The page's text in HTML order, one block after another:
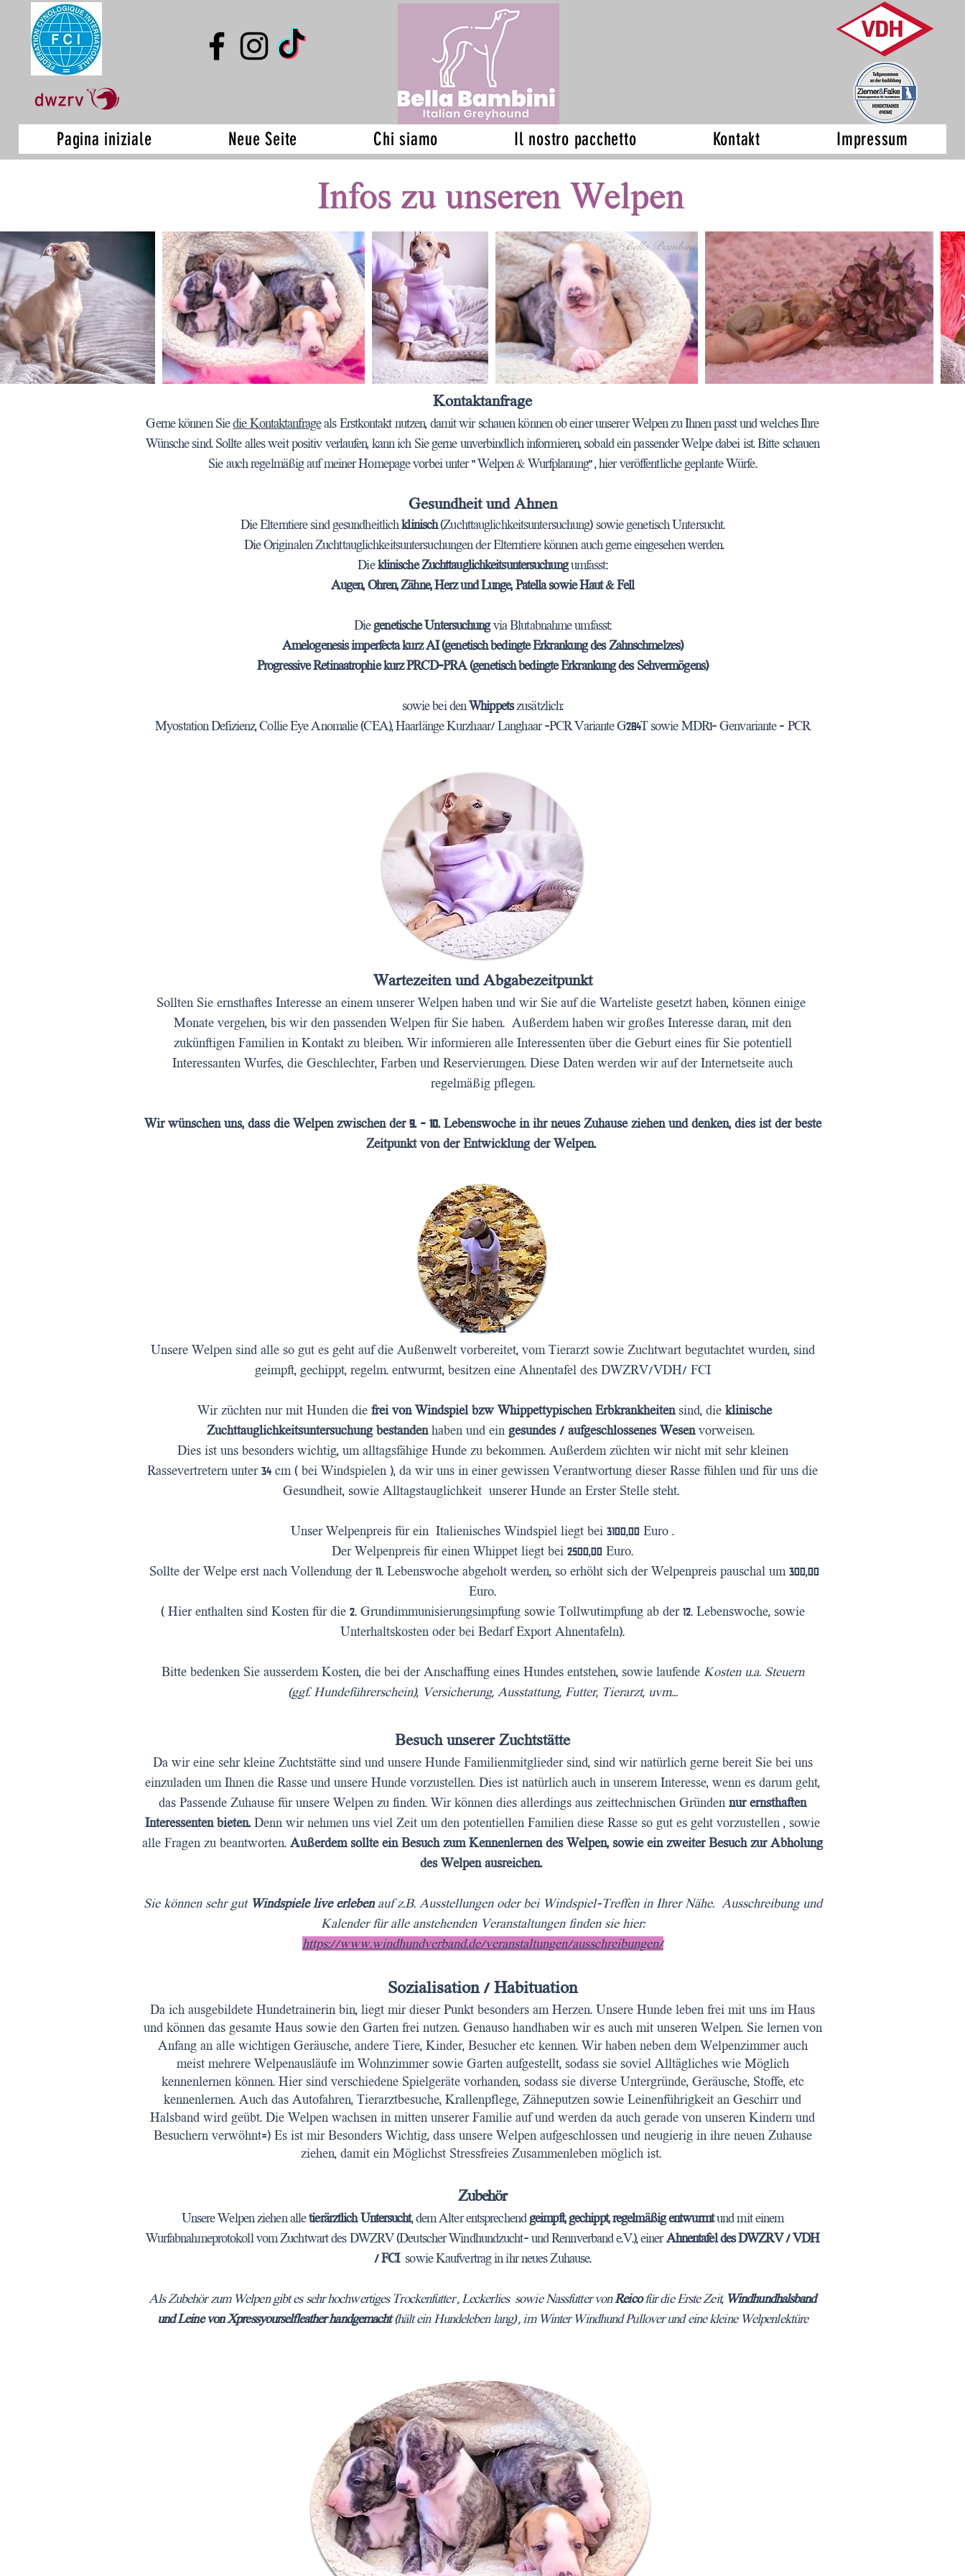
Pagina iniziale Neue Seite Chi siamo Il nostro pacchetto Kontakt Impressum
Infos zu unseren Welpen
Kontaktanfrage
Gerne können Siedie Kontaktanfrageals Erstkontakt nutzen, damit wir schauen können ob einer unserer Welpen zu Ihnen passt und welches Ihre
Wünsche sind. Sollte alles weit positiv verlaufen, kann ich Sie gerne unverbindlich informieren, sobald ein passender Welpe dabei ist. Bitte schauen
Sie auch regelmäßig auf meiner Homepage vorbei unter " Welpen & Wurfplanung" , hier veröffentliche geplante Würfe.
Gesundheit und Ahnen
Die Elterntiere sind gesundheitlichklinisch(Zuchttauglichkeitsuntersuchung) sowie genetisch Untersucht.
Die Originalen Zuchttauglichkeitsuntersuchungen der Elterntiere können auch gerne eingesehen werden.
Dieklinische Zuchttauglichkeitsuntersuchungumfasst:
Augen, Ohren, Zähne, Herz und Lunge, Patella sowie Haut & Fell
Die genetische Untersuchungvia Blutabnahme umfasst:
Amelogenesis imperfecta kurz AI (genetisch bedingte Erkrankung des Zahnschmelzes)
Progressive Retinaatrophie kurz PRCD-PRA (genetisch bedingte Erkrankung des Sehvermögens)
sowie bei denWhippetszusätzlich:
Myostation Defizienz, Collie Eye Anomalie (CEA), Haarlänge Kurzhaar/ Langhaar -PCR Variante G284T sowie MDR1- Genvariante - PCR
Wartezeiten und Abgabezeitpunkt
Sollten Sie ernsthaftes Interesse an einem unserer Welpen haben und wir Sie auf die Warteliste gesetzt haben, können einige
Monate vergehen, bis wir den passenden Welpen für Sie haben. Außerdem haben wir großes Interesse daran, mit den
zukünftigen Familien in Kontakt zu bleiben. Wir informieren alle Interessenten über die Geburt eines für Sie potentiell
Interessanten Wurfes, die Geschlechter, Farben und Reservierungen. Diese Daten werden wir auf der Internetseite auch
regelmäßig pflegen.
Wir wünschen uns, dass die Welpen zwischen der 9. - 10. Lebenswoche in ihr neues Zuhause ziehen und denken, dies ist der beste
Zeitpunkt von der Entwicklung der Welpen.
Kosten
Unsere Welpen sind alle so gut es geht auf die Außenwelt vorbereitet, vom Tierarzt sowie Zuchtwart begutachtet wurden, sind
geimpft, gechippt, regelm. entwurmt, besitzen eine Ahnentafel des DWZRV/VDH/ FCI
Wir züchten nur mit Hunden die frei von Windspiel bzw Whippettypischen Erbkrankheiten sind, die klinische
Zuchttauglichkeitsuntersuchung bestandenhaben und ein gesundes / aufgeschlossenes Wesen vorweisen.
Dies ist uns besonders wichtig, um alltagsfähige Hunde zu bekommen. Außerdem züchten wir nicht mit sehr kleinen
Rassevertretern unter 34 cm ( bei Windspielen ), da wir uns in einer gewissen Verantwortung dieser Rasse fühlen und für uns die
Gesundheit, sowie Alltagstauglichkeit unserer Hunde an Erster Stelle steht.
Unser Welpenpreis für ein Italienisches Windspiel liegt bei 3100,00 Euro .
Der Welpenpreis für einen Whippet liegt bei 2500,00 Euro.
Sollte der Welpe erst nach Vollendung der 11. Lebenswoche abgeholt werden, so erhöht sich der Welpenpreis pauschal um 300,00
Euro.
( Hier enthalten sind Kosten für die 2. Grundimmunisierungsimpfung sowie Tollwutimpfung ab der 12. Lebenswoche, sowie
Unterhaltskosten oder bei Bedarf Export Ahnentafeln).
Bitte bedenken Sie ausserdem Kosten, die bei der Anschaffung eines Hundes entstehen, sowie laufende Kosten u.a. Steuern
(ggf. Hundeführerschein), Versicherung, Ausstattung, Futter, Tierarzt, uvm...
Besuch unserer Zuchtstätte
Da wir eine sehr kleine Zuchtstätte sind und unsere Hunde Familienmitglieder sind, sind wir natürlich gerne bereit Sie bei uns
einzuladen um Ihnen die Rasse und unsere Hunde vorzustellen. Dies ist natürlich auch in unserem Interesse, wenn es darum geht,
das Passende Zuhause für unsere Welpen zu finden. Wir können dies allerdings aus zeittechnischen Gründen nur ernsthaften
Interessenten bieten. Denn wir nehmen uns viel Zeit um den potentiellen Familien diese Rasse so gut es geht vorzustellen , sowie
alle Fragen zu beantworten. Außerdem sollte ein Besuch zum Kennenlernen des Welpen, sowie ein zweiter Besuch zur Abholung
des Welpen ausreichen.
Sie können sehr gutWindspiele live erleben auf z.B. Ausstellungen oder bei Windspiel-Treffen in Ihrer Nähe. Ausschreibung und
Kalender für alle anstehenden Veranstaltungen finden sie hier:
https://www.windhundverband.de/veranstaltungen/ausschreibungen/
Sozialisation / Habituation
Da ich ausgebildete Hundetrainerin bin, liegt mir dieser Punkt besonders am Herzen. Unsere Hunde leben frei mit uns im Haus
und können das gesamte Haus sowie den Garten frei nutzen. Genauso handhaben wir es auch mit unseren Welpen. Sie lernen von
Anfang an alle wichtigen Geräusche, andere Tiere, Kinder, Besucher etc kennen. Wir haben neben dem Welpenzimmer auch
meist mehrere Welpenausläufe im Wohnzimmer sowie Garten aufgestellt, sodass sie soviel Alltägliches wie Möglich
kennenlernen können. Hier sind verschiedene Spielgeräte vorhanden, sodass sie diverse Untergründe, Geräusche, Stoffe, etc
kennenlernen. Auch das Autofahren, Tierarztbesuche, Krallenpflege, Zähneputzen sowie Leinenführigkeit an Geschirr und
Halsband wird geübt. Die Welpen wachsen in mitten unserer Familie auf und werden da auch gerade von unseren Kindern und
Besuchern verwöhnt=) Es ist mir Besonders Wichtig, dass unsere Welpen aufgeschlossen und neugierig in ihre neuen Zuhause
ziehen, damit ein Möglichst Stressfreies Zusammenleben möglich ist.
Zubehör
Unsere Welpen ziehen alletierärztlich Untersucht, dem Alter entsprechend geimpft, gechippt, regelmäßig entwurmtund mit einem
Wurfabnahmeprotokoll vom Zuchtwart des DWZRV (Deutscher Windhundzucht- und Rennverband e.V.), einerAhnentafel des DWZRV / VDH
/ FCIsowie Kaufvertrag in ihr neues Zuhause.
Als Zubehör zum Welpen gibt es sehr hochwertiges Trockenfutter , Leckerlies sowie Nassfutter vonReicofür die Erste Zeit, Windhundhalsband
und Leine von Xpressyourselfleather handgemacht(hält ein Hundeleben lang) , im Winter Windhund Pullover und eine kleine Welpenlektüre